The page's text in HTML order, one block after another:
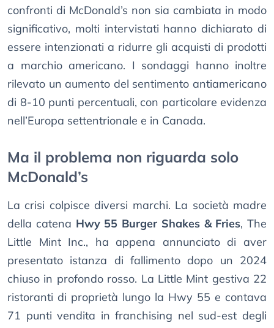
confronti di McDonald’s non sia cambiata in modo
significativo, molti intervistati hanno dichiarato di
essere intenzionati a ridurre gli acquisti di prodotti
a marchio americano. I sondaggi hanno inoltre
rilevato un aumento del sentimento antiamericano
di 8-10 punti percentuali, con particolare evidenza
nell’Europa settentrionale e in Canada.
Ma il problema non riguarda solo
McDonald’s
La crisi colpisce diversi marchi. La società madre
della catena Hwy 55 Burger Shakes & Fries, The
Little Mint Inc., ha appena annunciato di aver
presentato istanza di fallimento dopo un 2024
chiuso in profondo rosso. La Little Mint gestiva 22
ristoranti di proprietà lungo la Hwy 55 e contava
71 punti vendita in franchising nel sud-est degli